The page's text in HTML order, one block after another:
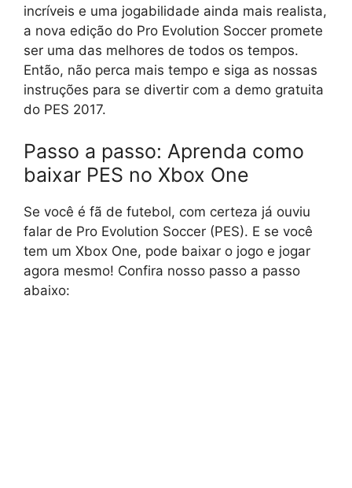
incríveis e uma jogabilidade ainda mais realista,
a nova edição do Pro Evolution Soccer promete
ser uma das melhores de todos os tempos.
Então, não perca mais tempo e siga as nossas
instruções para se divertir com a demo gratuita
do PES 2017.
Passo a passo: Aprenda como
baixar PES no Xbox One
Se você é fã de futebol, com certeza já ouviu
falar de Pro Evolution Soccer (PES). E se você
tem um Xbox One, pode baixar o jogo e jogar
agora mesmo! Confira nosso passo a passo
abaixo: